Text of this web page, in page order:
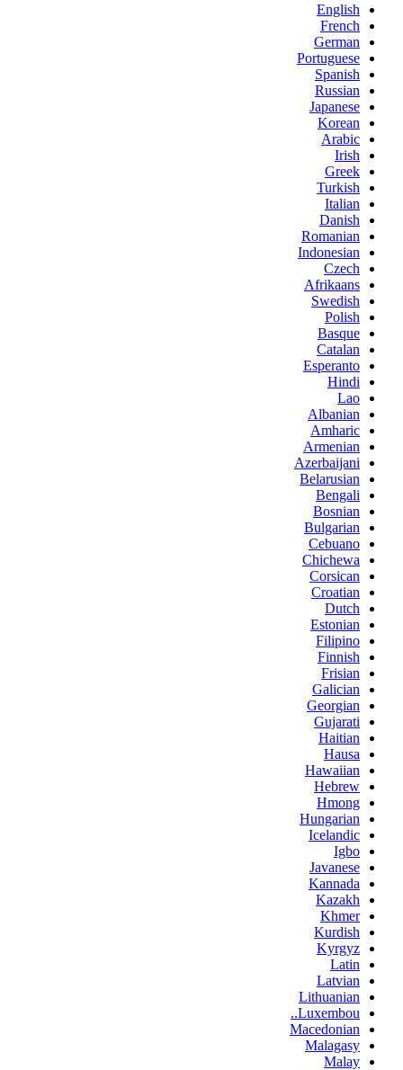
English
French
German
Portuguese
Spanish
Russian
Japanese
Korean
Arabic
Irish
Greek
Turkish
Italian
Danish
Romanian
Indonesian
Czech
Afrikaans
Swedish
Polish
Basque
Catalan
Esperanto
Hindi
Lao
Albanian
Amharic
Armenian
Azerbaijani
Belarusian
Bengali
Bosnian
Bulgarian
Cebuano
Chichewa
Corsican
Croatian
Dutch
Estonian
Filipino
Finnish
Frisian
Galician
Georgian
Gujarati
Haitian
Hausa
Hawaiian
Hebrew
Hmong
Hungarian
Icelandic
Igbo
Javanese
Kannada
Kazakh
Khmer
Kurdish
Kyrgyz
Latin
Latvian
Lithuanian
Luxembou..
Macedonian
Malagasy
Malay